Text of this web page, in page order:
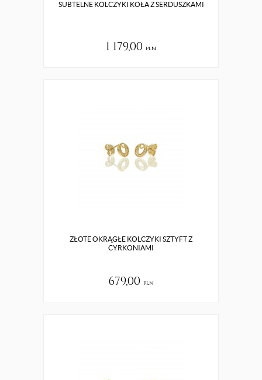
SUBTELNE KOLCZYKI KOŁA Z SERDUSZKAMI
1 179,00 pln
ZŁOTE OKRĄGŁE KOLCZYKI SZTYFT Z
CYRKONIAMI
679,00 pln